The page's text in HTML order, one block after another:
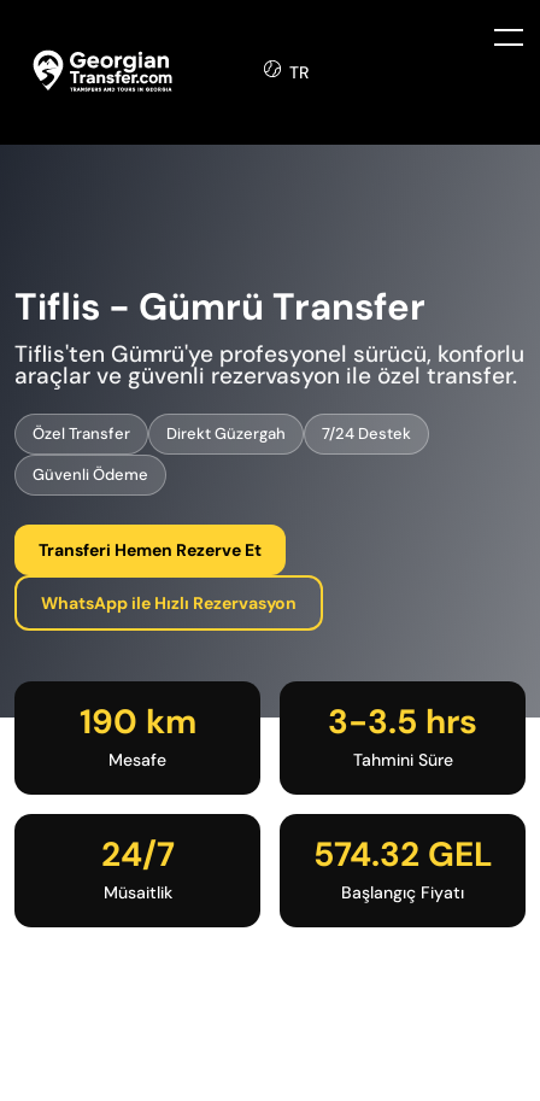
TR
Tiflis - Gümrü Transfer
Tiflis'ten Gümrü'ye profesyonel sürücü, konforlu
araçlar ve güvenli rezervasyon ile özel transfer.
Özel Transfer Direkt Güzergah
7/24 Destek
Güvenli Ödeme
Transferi Hemen Rezerve Et
WhatsApp ile Hızlı Rezervasyon
190 km
Mesafe
3-3.5 hrs
Tahmini Süre
24/7
Müsaitlik
574.32 GEL
Başlangıç Fiyatı